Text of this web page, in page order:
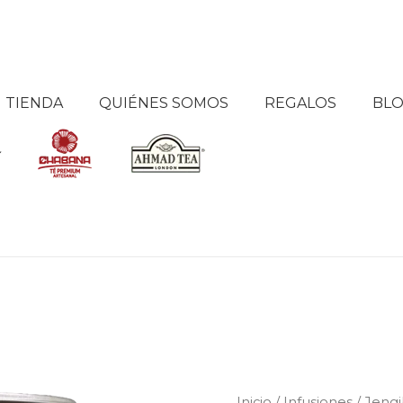
TIENDA QUIÉNES SOMOS REGALOS